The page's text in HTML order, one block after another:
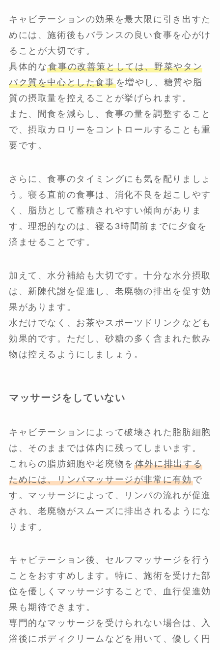
キャビテーションの効果を最大限に引き出すた
めには、施術後もバランスの良い食事を心がけ
ることが大切です。
具体的な食事の改善策としては、野菜やタン
パク質を中心とした食事を増やし、糖質や脂
質の摂取量を控えることが挙げられます。
また、間食を減らし、食事の量を調整すること
で、摂取カロリーをコントロールすることも重
要です。
さらに、食事のタイミングにも気を配りましょ
う。寝る直前の食事は、消化不良を起こしやす
く、脂肪として蓄積されやすい傾向がありま
す。理想的なのは、寝る3時間前までに夕食を
済ませることです。
加えて、水分補給も大切です。十分な水分摂取
は、新陳代謝を促進し、老廃物の排出を促す効
果があります。
水だけでなく、お茶やスポーツドリンクなども
効果的です。ただし、砂糖の多く含まれた飲み
物は控えるようにしましょう。
マッサージをしていない
キャビテーションによって破壊された脂肪細胞
は、そのままでは体内に残ってしまいます。
これらの脂肪細胞や老廃物を 体外に排出する
ためには、リンパマッサージが非常に有効で
す。マッサージによって、リンパの流れが促進
され、老廃物がスムーズに排出されるようにな
ります。
キャビテーション後、セルフマッサージを行う
ことをおすすめします。特に、施術を受けた部
位を優しくマッサージすることで、血行促進効
果も期待できます。
専門的なマッサージを受けられない場合は、入
浴後にボディクリームなどを用いて、優しく円